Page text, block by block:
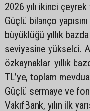
2026 yılı ikinci çeyrek
Güçlü bilanço
büyüklüğü yıllık
seviyesine yükseldi.
özkaynakları yıllık
TL’ye, toplam
Güçlü sermaye ve
VakıfBank, yılın ilk